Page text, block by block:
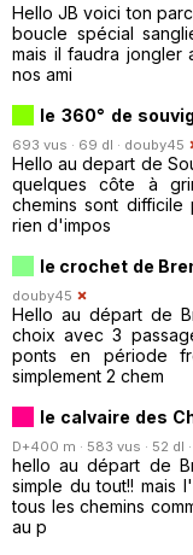
Hello JB voici ton
boucle spécial
mais il faudra jongler
nos ami
le 360° de
693 vus · 69 dl · douby45
Hello au depart de
quelques côte à
chemins sont
rien d'impos
le crochet de
douby45
Hello au départ de
choix avec 3
ponts en période
simplement 2 chem
le calvaire des
D+400 m · 583 vus · 52 dl ·
hello au départ de
simple du tout!! mais
tous les chemins
au p